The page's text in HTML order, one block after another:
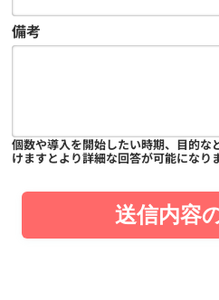
備考
個数や導入を開始したい時期、目的な
けますとより詳細な回答が可能になり
送信内容